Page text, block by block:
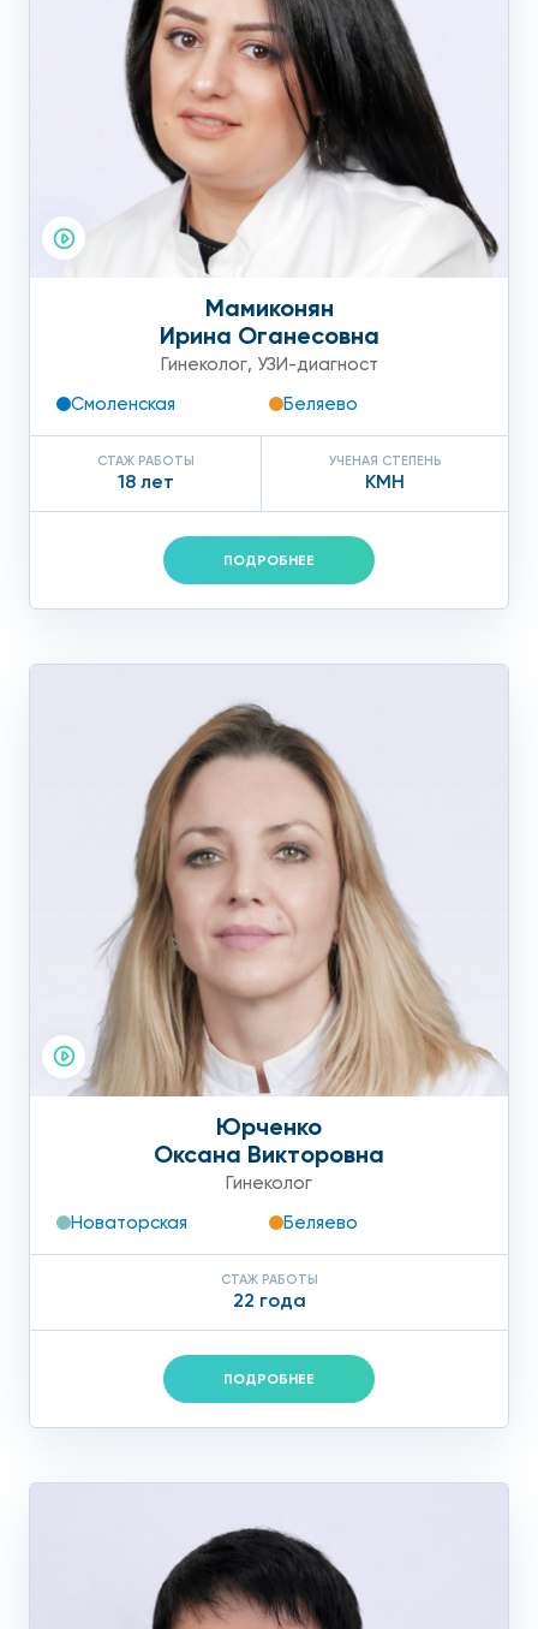
Мамиконян
Ирина Оганесовна
Гинеколог, УЗИ-диагност
Смоленская
Беляево
СТАЖ РАБОТЫ
18 лет
УЧЕНАЯ СТЕПЕНЬ
КМН
ПОДРОБНЕЕ
Юрченко
Оксана Викторовна
Гинеколог
Новаторская
Беляево
СТАЖ РАБОТЫ
22 года
ПОДРОБНЕЕ